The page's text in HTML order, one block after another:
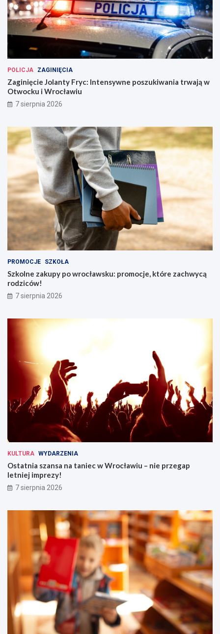
POLICJA ZAGINIĘCIA
Zaginięcie Jolanty Fryc: Intensywne poszukiwania trwają w
Otwocku i Wrocławiu
7 sierpnia 2026
PROMOCJE SZKOŁA
Szkolne zakupy po wrocławsku: promocje, które zachwycą
rodziców!
7 sierpnia 2026
KULTURA WYDARZENIA
Ostatnia szansa na taniec w Wrocławiu – nie przegap
letniej imprezy!
7 sierpnia 2026